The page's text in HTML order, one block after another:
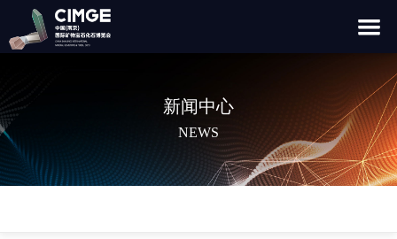
新闻中心
NEWS